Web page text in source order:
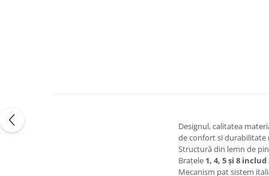
Designul, calitatea
de confort si durabilitate
Structură din lemn de
Brațele 1, 4, 5 și 8 includ
Mecanism pat sistem